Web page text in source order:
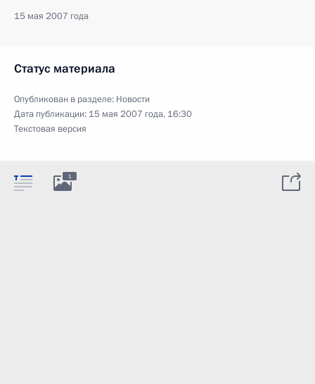
15 мая 2007 года
Статус материала
Опубликован в разделе: Новости
Дата публикации: 15 мая 2007 года, 16:30
Текстовая версия
1